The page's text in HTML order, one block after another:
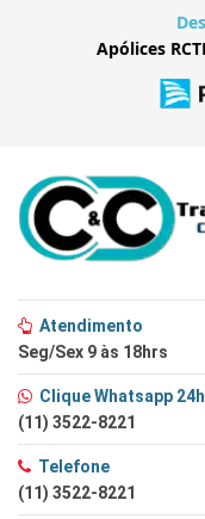
Apólices
Atendimento
Seg/Sex 9 às 18hrs
Clique Whatsapp
(11) 3522-8221
Telefone
(11) 3522-8221